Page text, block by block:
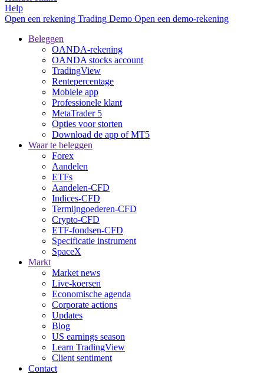
Help
Open een rekening Trading Demo Open een demo-rekening
Beleggen
OANDA-rekening
OANDA stocks account
TradingView
Rentepercentage
Mobiele app
Professionele klant
MetaTrader 5
Opties voor storten
Download de app of MT5
Waar te beleggen
Forex
Aandelen
ETFs
Aandelen-CFD
Indices-CFD
Termijngoederen-CFD
Crypto-CFD
ETF-fondsen-CFD
Specificatie instrument
SpaceX
Markt
Market news
Live-koersen
Economische agenda
Corporate actions
Updates
Blog
US earnings season
Learn TradingView
Client sentiment
Contact